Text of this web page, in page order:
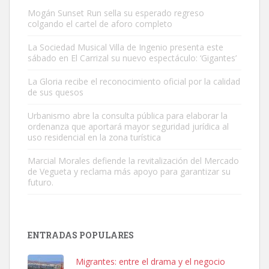
Este gato macho ha aparecido en la calle hace menos de un mes,
Leales.org » Gran Canaria | 9.7.2025
Leales.org » Gran Canaria
Mogán Sunset Run sella su esperado regreso
colgando el cartel de aforo completo
La Sociedad Musical Villa de Ingenio presenta este
sábado en El Carrizal su nuevo espectáculo: ‘Gigantes’
La Gloria recibe el reconocimiento oficial por la calidad
de sus quesos
Urbanismo abre la consulta pública para elaborar la
ordenanza que aportará mayor seguridad jurídica al
uso residencial en la zona turística
Marcial Morales defiende la revitalización del Mercado
de Vegueta y reclama más apoyo para garantizar su
futuro.
ENTRADAS POPULARES
Migrantes: entre el drama y el negocio